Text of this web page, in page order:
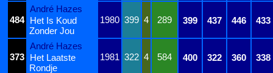
484
André Hazes
1980 399 4 289 399 437 446 433
Het Is Koud
Zonder Jou
373
André Hazes
1981 322 4 584 400 322 360 338
Het Laatste
Rondje